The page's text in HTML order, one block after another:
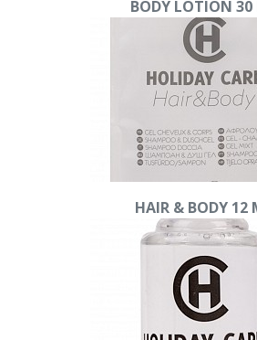
BODY LOTION 30
HAIR & BODY 12